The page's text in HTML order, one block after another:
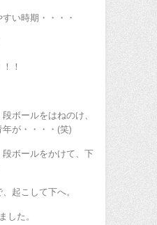
い時期・・・・
！
ボールをはねのけ、
が・・・・(笑)
ボールをかけて、下
起こして下へ。
した。